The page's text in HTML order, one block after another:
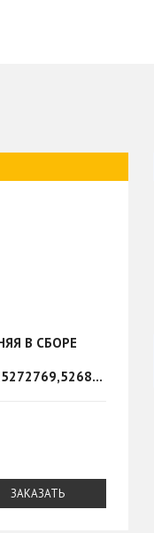
В СБОРЕ
5302884,5273772,5272726,5272769,5268350,5271533,5270239,5268351,5269790,5302885,5302886
ЗАКАЗАТЬ